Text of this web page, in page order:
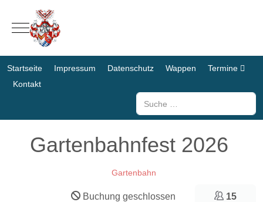
Mobile Menu Toggle
Startseite Impressum Datenschutz Wappen
Termine
Kontakt
Suchen
Gartenbahnfest 2026
Gartenbahn
Buchung geschlossen 15